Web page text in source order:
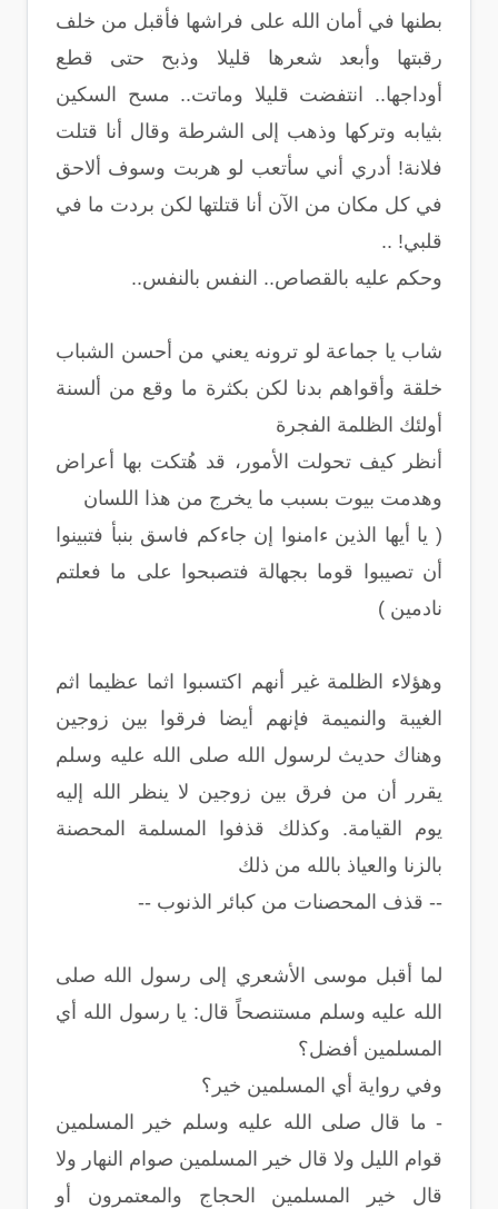
بطنها في أمان الله على فراشها فأقبل من خلف
رقبتها وأبعد شعرها قليلا وذبح حتى قطع
أوداجها.. انتفضت قليلا وماتت.. مسح السكين
بثيابه وتركها وذهب إلى الشرطة وقال أنا قتلت
فلانة! أدري أني سأتعب لو هربت وسوف ألاحق
في كل مكان من الآن أنا قتلتها لكن بردت ما في
قلبي! ..
وحكم عليه بالقصاص.. النفس بالنفس..
شاب يا جماعة لو ترونه يعني من أحسن الشباب
خلقة وأقواهم بدنا لكن بكثرة ما وقع من ألسنة
أولئك الظلمة الفجرة
أنظر كيف تحولت الأمور، قد هُتكت بها أعراض
وهدمت بيوت بسبب ما يخرج من هذا اللسان
( يا أيها الذين ءامنوا إن جاءكم فاسق بنبأ فتبينوا
أن تصيبوا قوما بجهالة فتصبحوا على ما فعلتم
نادمين )
وهؤلاء الظلمة غير أنهم اكتسبوا اثما عظيما اثم
الغيبة والنميمة فإنهم أيضا فرقوا بين زوجين
وهناك حديث لرسول الله صلى الله عليه وسلم
يقرر أن من فرق بين زوجين لا ينظر الله إليه
يوم القيامة. وكذلك قذفوا المسلمة المحصنة
بالزنا والعياذ بالله من ذلك
-- قذف المحصنات من كبائر الذنوب --
لما أقبل موسى الأشعري إلى رسول الله صلى
الله عليه وسلم مستنصحاً قال: يا رسول الله أي
المسلمين أفضل؟
وفي رواية أي المسلمين خير؟
- ما قال صلى الله عليه وسلم خير المسلمين
قوام الليل ولا قال خير المسلمين صوام النهار ولا
قال خير المسلمين الحجاج والمعتمرون أو